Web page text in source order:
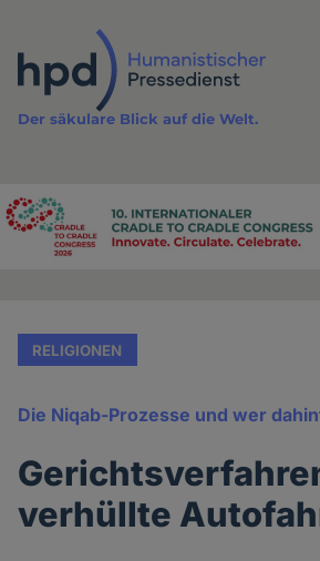
Inhalt
Der säkulare Blick auf die Welt.
Advertising
RELIGIONEN
Die Niqab-Prozesse und wer
verhüllte